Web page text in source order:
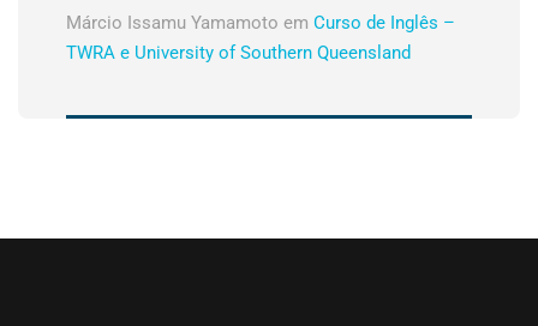
Márcio Issamu Yamamoto em Curso de Inglês –
TWRA e University of Southern Queensland